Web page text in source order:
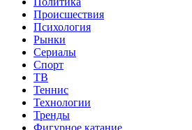
Происшествия
Психология
Рынки
Сериалы
Спорт
ТВ
Теннис
Технологии
Тренды
Фигурное катание